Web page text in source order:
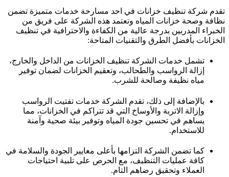
تقدم شركة تنظيف خزانات في احد مسارحة خدمات متميزة تضمن
نظافة وصحة خزانات المياه وتعتمد هذه الشركة على فريق من
الخبراء المدربين بدرجة عالية من الكفاءة والاحترافية في تنظيف
الخزانات بأفضل الطرق والتقنيات المتاحة:
تشمل خدمات الشركة تنظيف الخزانات من الداخل والخارج،
إزالة الرواسب والطحالب، وتعقيم الخزانات لضمان توفير
مياه نظيفة وصالحة للشرب.
بالإضافة إلى ذلك، تقدم الشركة خدمات تفتيت الرواسب
وإزالة الاتربة والأوساخ التي قد تتراكم في الخزانات، مما
يساهم في تحسين جودة المياه وتوفير بيئة صحية وآمنة
للاستخدام.
كما تضمن الشركة التزامها بأعلى معايير الجودة والسلامة في
كافة عمليات التنظيف، مع الحرص على تلبية احتياجات
العملاء وتحقيق رضاهم التام.